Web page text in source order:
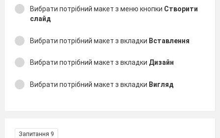
Вибрати потрібний макет з меню кнопки Створити
слайд
Вибрати потрібний макет з вкладки Вставлення
Вибрати потрібний макет з вкладки Дизайн
Вибрати потрібний макет з вкладки Вигляд
Запитання 9